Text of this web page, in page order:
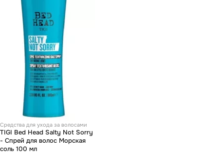
Средства для ухода за волосами
TIGI Bed Head Salty Not Sorry
- Спрей для волос Морская
соль 100 мл